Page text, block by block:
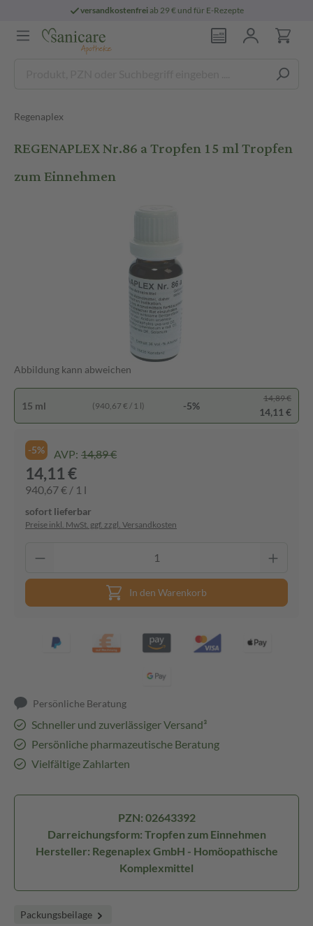
versandkostenfreiab 29 € und für E-Rezepte
Regenaplex
REGENAPLEX Nr.86 a Tropfen 15 ml Tropfen
zum Einnehmen
Abbildung kann abweichen
15 ml (940,67 € / 1 l) -5%
14,89 €
14,11 €
-5% AVP: 14,89 €
14,11 €
940,67 € / 1 l
sofort lieferbar
Preise inkl. MwSt. ggf. zzgl. Versandkosten
In den Warenkorb
Persönliche Beratung
Schneller und zuverlässiger Versand³
Persönliche pharmazeutische Beratung
Vielfältige Zahlarten
PZN: 02643392
Darreichungsform: Tropfen zum Einnehmen
Hersteller: Regenaplex GmbH - Homöopathische
Komplexmittel
Packungsbeilage